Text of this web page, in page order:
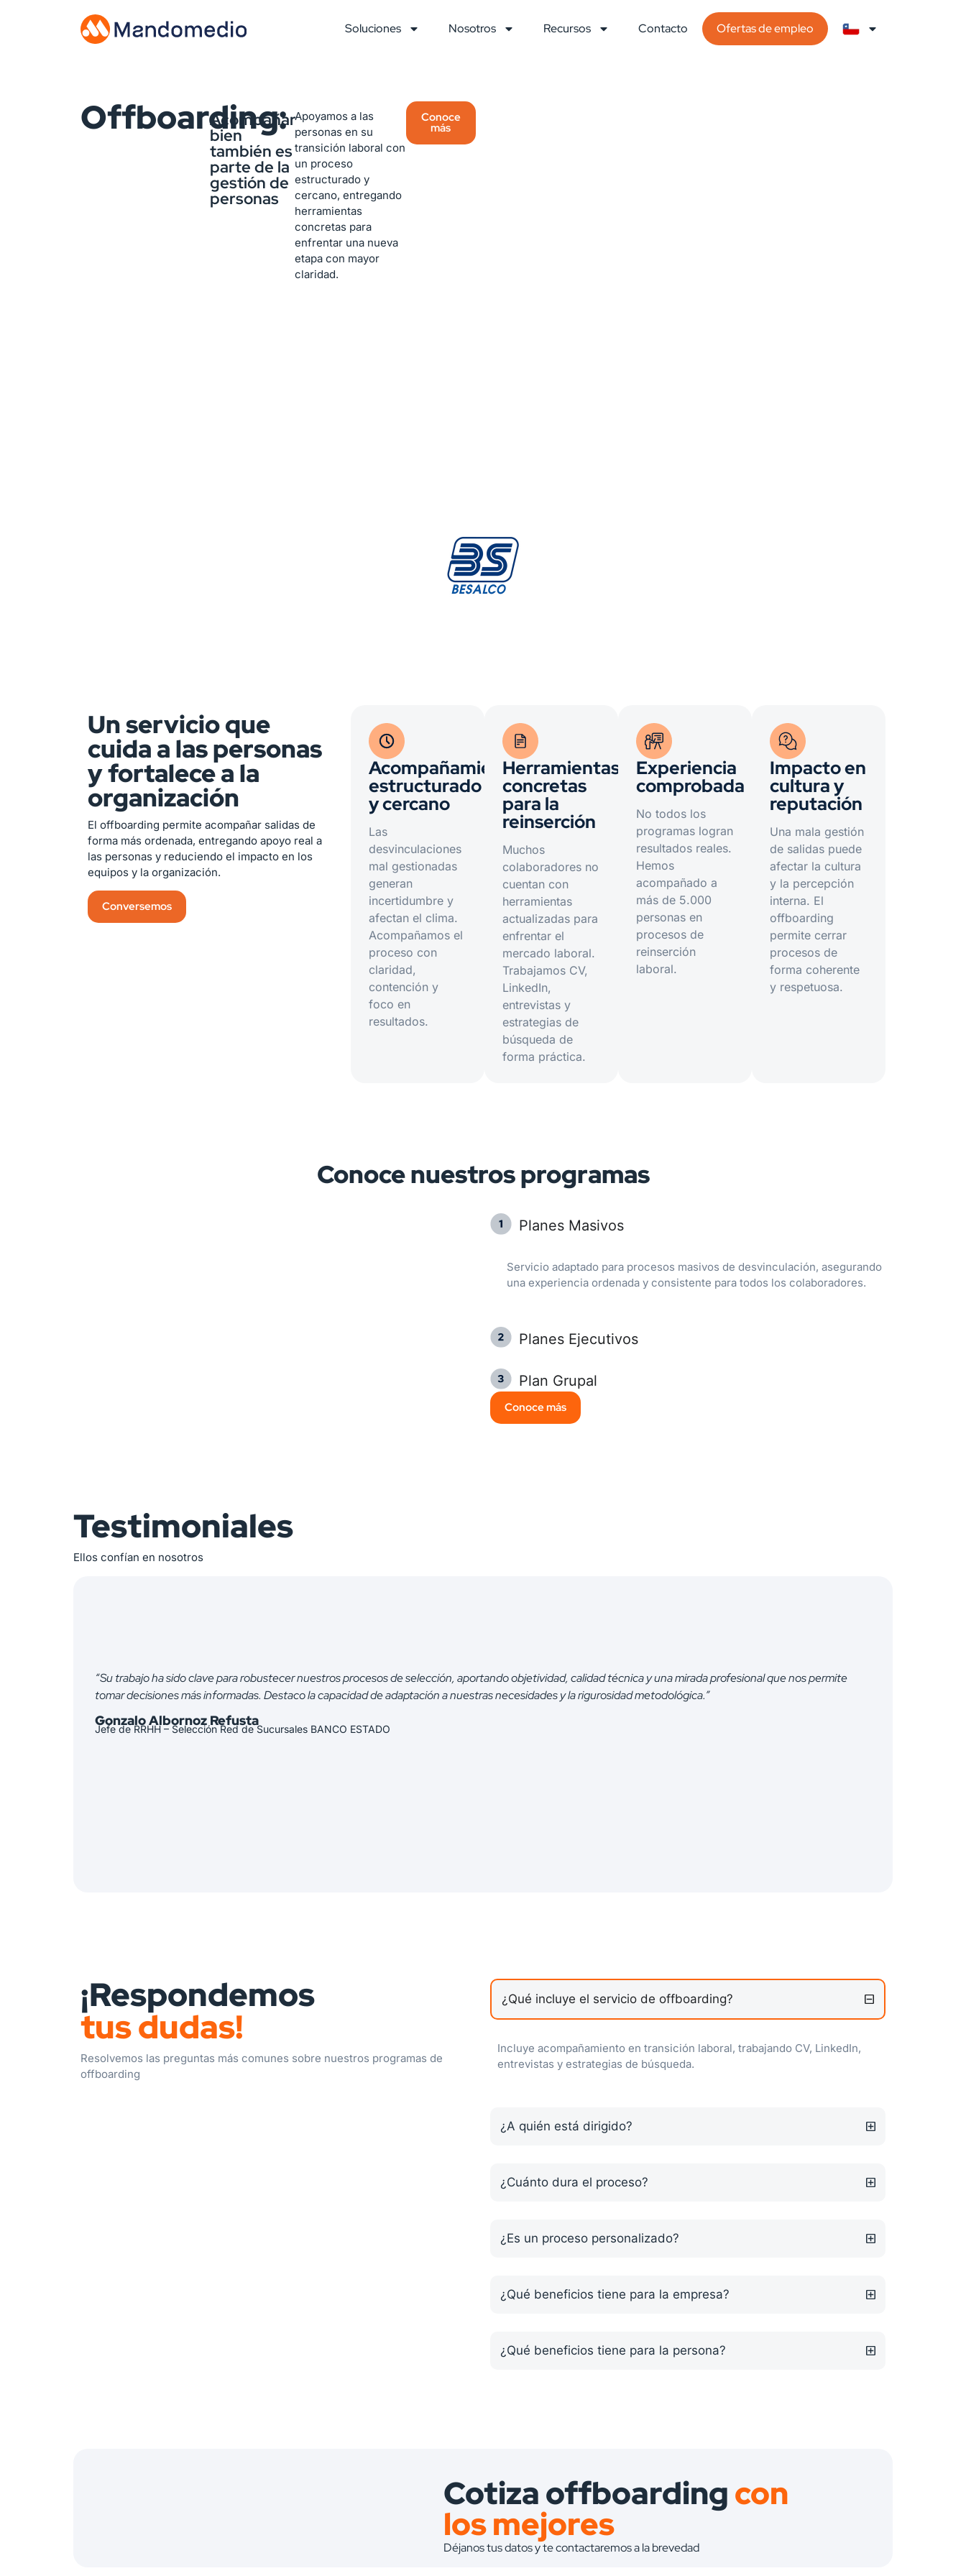
Soluciones Nosotros Recursos Contacto Ofertas de empleo
Offboarding:
Acompañar
bien
también es
parte de la
gestión de
personas
Apoyamos a las
personas en su
transición laboral con
un proceso
estructurado y
cercano, entregando
herramientas
concretas para
enfrentar una nueva
etapa con mayor
claridad.
Conoce
más
Un servicio que
cuida a las personas
y fortalece a la
organización
El offboarding permite acompañar salidas de
forma más ordenada, entregando apoyo real a
las personas y reduciendo el impacto en los
equipos y la organización.
Conversemos
Acompañamiento
estructurado
y cercano
Las
desvinculaciones
mal gestionadas
generan
incertidumbre y
afectan el clima.
Acompañamos el
proceso con
claridad,
contención y
foco en
resultados.
Herramientas
concretas
para la
reinserción
Muchos
colaboradores no
cuentan con
herramientas
actualizadas para
enfrentar el
mercado laboral.
Trabajamos CV,
LinkedIn,
entrevistas y
estrategias de
búsqueda de
forma práctica.
Experiencia
comprobada
No todos los
programas logran
resultados reales.
Hemos
acompañado a
más de 5.000
personas en
procesos de
reinserción
laboral.
Impacto en
cultura y
reputación
Una mala gestión
de salidas puede
afectar la cultura
y la percepción
interna. El
offboarding
permite cerrar
procesos de
forma coherente
y respetuosa.
Conoce nuestros programas
Planes Masivos
Servicio adaptado para procesos masivos de desvinculación, asegurando
una experiencia ordenada y consistente para todos los colaboradores.
Planes Ejecutivos
Plan Grupal
Conoce más
Testimoniales
Ellos confían en nosotros
“Su trabajo ha sido clave para robustecer nuestros procesos de selección, aportando objetividad, calidad técnica y una mirada profesional que nos permite
tomar decisiones más informadas. Destaco la capacidad de adaptación a nuestras necesidades y la rigurosidad metodológica.”
Gonzalo Albornoz Refusta
Jefe de RRHH – Selección Red de Sucursales BANCO ESTADO
¡Respondemos
tus dudas!
Resolvemos las preguntas más comunes sobre nuestros programas de
offboarding
¿Qué incluye el servicio de offboarding?
Incluye acompañamiento en transición laboral, trabajando CV, LinkedIn,
entrevistas y estrategias de búsqueda.
¿A quién está dirigido?
¿Cuánto dura el proceso?
¿Es un proceso personalizado?
¿Qué beneficios tiene para la empresa?
¿Qué beneficios tiene para la persona?
Cotiza offboardingcon
los mejores
Déjanos tus datos y te contactaremos a la brevedad